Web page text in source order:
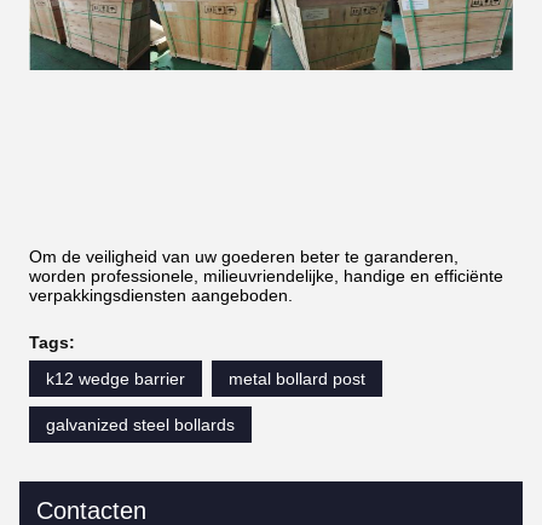
Om de veiligheid van uw goederen beter te garanderen,
worden professionele, milieuvriendelijke, handige en efficiënte
verpakkingsdiensten aangeboden.
Tags:
k12 wedge barrier
metal bollard post
galvanized steel bollards
Contacten